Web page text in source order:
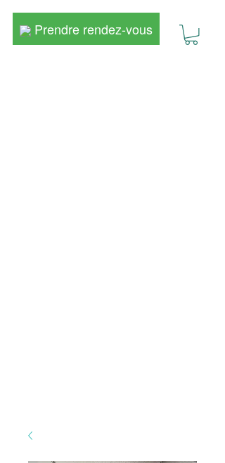
Prendre rendez-vous
Prendre rendez-vous